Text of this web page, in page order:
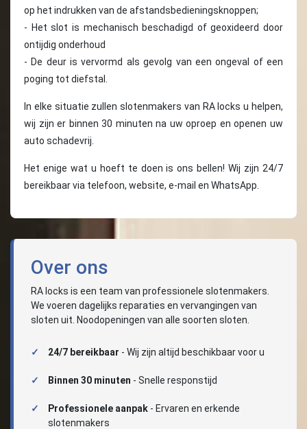
op het indrukken van de afstandsbedieningsknoppen;
- Het slot is mechanisch beschadigd of geoxideerd door
ontijdig onderhoud
- De deur is vervormd als gevolg van een ongeval of een
poging tot diefstal.
In elke situatie zullen slotenmakers van RA locks u helpen,
wij zijn er binnen 30 minuten na uw oproep en openen uw
auto schadevrij.
Het enige wat u hoeft te doen is ons bellen! Wij zijn 24/7
bereikbaar via telefoon, website, e-mail en WhatsApp.
Over ons
RA locks is een team van professionele slotenmakers.
We voeren dagelijks reparaties en vervangingen van
sloten uit. Noodopeningen van alle soorten sloten.
24/7 bereikbaar - Wij zijn altijd beschikbaar voor u
Binnen 30 minuten - Snelle responstijd
Professionele aanpak - Ervaren en erkende
slotenmakers